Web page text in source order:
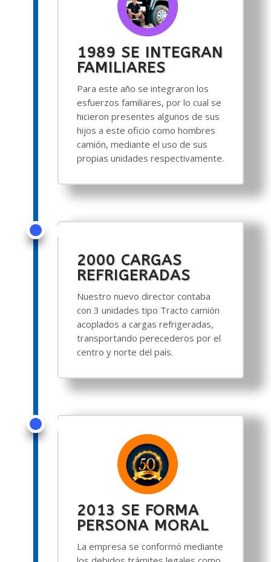
1989 SE INTEGRAN
FAMILIARES
Para este año se integraron los
esfuerzos familiares, por lo cual se
hicieron presentes algunos de sus
hijos a este oficio como hombres
camión, mediante el uso de sus
propias unidades respectivamente.
2000 CARGAS
REFRIGERADAS
Nuestro nuevo director contaba
con 3 unidades tipo Tracto camión
acoplados a cargas refrigeradas,
transportando perecederos por el
centro y norte del país.
2013 SE FORMA
PERSONA MORAL
La empresa se conformó mediante